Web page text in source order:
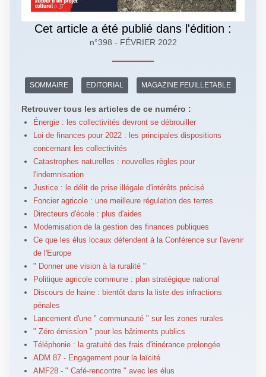
Cet article a été publié dans l'édition :
n°398 - FÉVRIER 2022
SOMMAIRE EDITORIAL MAGAZINE FEUILLETABLE
Retrouver tous les articles de ce numéro :
Énergie : les collectivités devront se débrouiller
Loi de finances pour 2022 : les principales dispositions
concernant les collectivités
Catastrophes naturelles : nouvelles règles pour
l'indemnisation
Justice : le délit de prise illégale d'intérêts précisé
Foncier agricole : une meilleure régulation des terres
Directeurs d'école : plus d'aides
Modernisation de la gestion des finances publiques
Ce que les élus locaux défendent à la Conférence sur l'avenir
de l'Europe
" Donner une vision à la ruralité "
Politique agricole commune : plan stratégique national
Discours de haine : bientôt dans la liste des infractions
pénales
Lancement d'une " communauté " sur les zones rurales
" Zéro émission " pour les bâtiments publics
Téléphonie : la gratuité des frais d'itinérance prolongée
ADM 87 - Engagement pour la laïcité
AMF28 - " Café-rencontre " avec les élus